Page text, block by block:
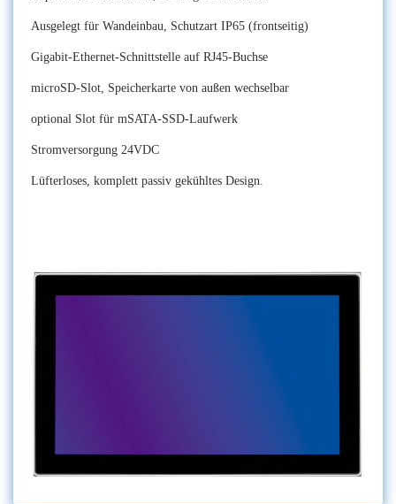
Ausgelegt für Wandeinbau, Schutzart IP65 (frontseitig)
Gigabit-Ethernet-Schnittstelle auf RJ45-Buchse
microSD-Slot, Speicherkarte von außen wechselbar
optional Slot für mSATA-SSD-Laufwerk
Stromversorgung 24VDC
Lüfterloses, komplett passiv gekühltes Design.